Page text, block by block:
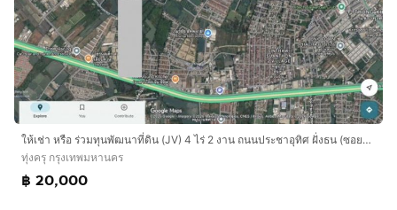
ให้เช่า หรือ ร่วมทุนพัฒนาที่ดิน (JV) 4 ไร่ 2 งาน ถนนประชาอุทิศ ฝั่งธน (ซอยประชาอุทิศ 72)
ทุ่งครุ กรุงเทพมหานคร
฿ 20,000